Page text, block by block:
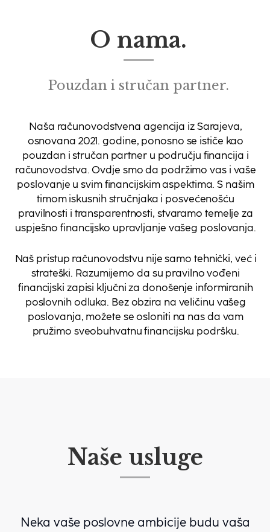
O nama.
Pouzdan i stručan partner.
Naša računovodstvena agencija iz Sarajeva,
osnovana 2021. godine, ponosno se ističe kao
pouzdan i stručan partner u području financija i
računovodstva. Ovdje smo da podržimo vas i vaše
poslovanje u svim financijskim aspektima. S našim
timom iskusnih stručnjaka i posvećenošću
pravilnosti i transparentnosti, stvaramo temelje za
uspješno financijsko upravljanje vašeg poslovanja.
Naš pristup računovodstvu nije samo tehnički, već i
strateški. Razumijemo da su pravilno vođeni
financijski zapisi ključni za donošenje informiranih
poslovnih odluka. Bez obzira na veličinu vašeg
poslovanja, možete se osloniti na nas da vam
pružimo sveobuhvatnu financijsku podršku.
Naše usluge
Neka vaše poslovne ambicije budu vaša